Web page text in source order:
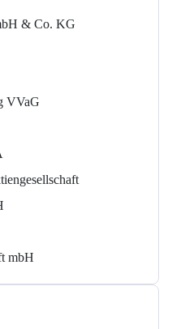
& Co. KG
VVaG
mbH